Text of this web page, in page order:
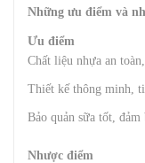
Những ưu điểm và
Ưu điểm
Chất liệu nhựa an
Thiết kế thông minh,
Bảo quản sữa tốt, đảm
Nhược điểm